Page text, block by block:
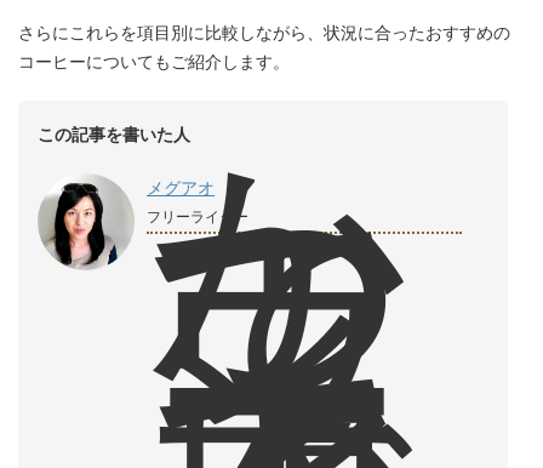
さらにこれらを項目別に比較しながら、状況に合ったおすすめの
コーヒーについてもご紹介します。
この記事を書いた人
メグアオ
フリーライター
か
つ
て
ウ
ィ